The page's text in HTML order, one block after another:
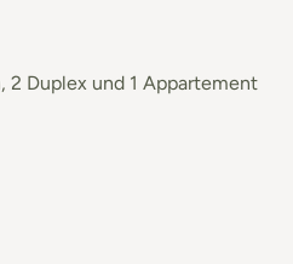
Duplex und 1 Appartement